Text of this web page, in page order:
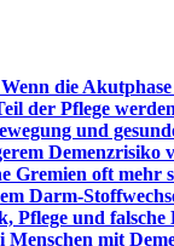
die
der Pflege werden
und
Demenzrisiko
Gremien oft mehr
Darm-
Pflege und falsche
Menschen mit